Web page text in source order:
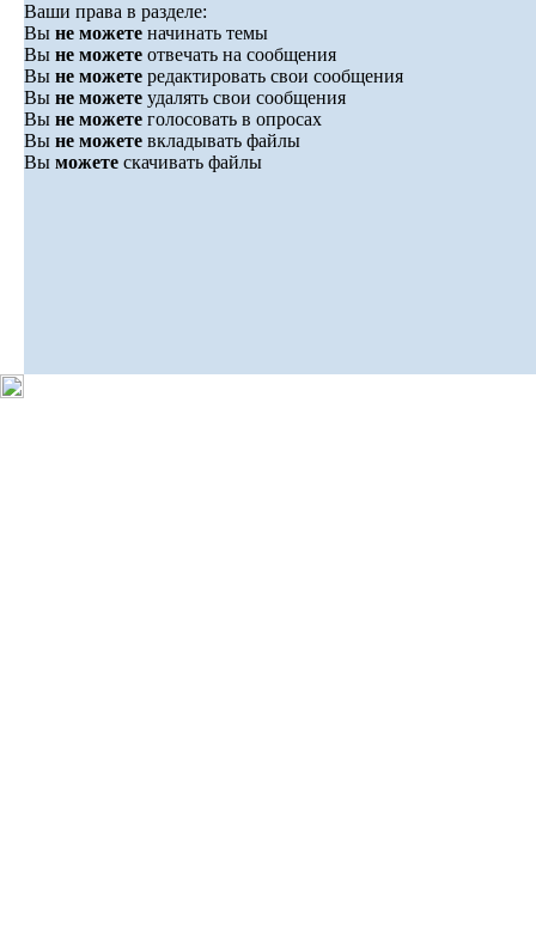
Ваши права в разделе:
Вы не можете начинать темы
Вы не можете отвечать на сообщения
Вы не можете редактировать свои сообщения
Вы не можете удалять свои сообщения
Вы не можете голосовать в опросах
Вы не можете вкладывать файлы
Вы можете скачивать файлы